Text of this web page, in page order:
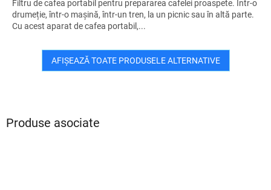
Produse asociate
Filtru de cafea portabil pentru prepararea cafelei proaspete. Într-o
drumeție, într-o mașină, într-un tren, la un picnic sau în altă parte.
Cu acest aparat de cafea portabil,...
AFIŞEAZĂ TOATE PRODUSELE ALTERNATIVE